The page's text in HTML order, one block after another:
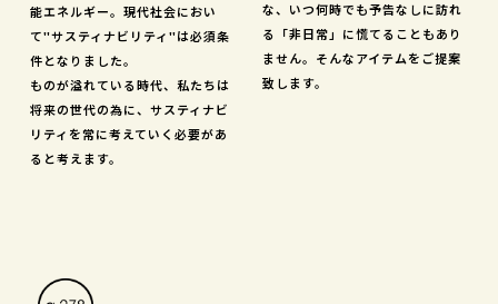
能エネルギー。現代社会におい
て"サスティナビリティ"は必須条
件となりました。
ものが溢れている時代、私たちは
将来の世代の為に、サスティナビ
リティを常に考えていく必要があ
ると考えます。
な、いつ何時でも予告なしに訪れ
る「非日常」に慌てることもあり
ません。そんなアイテムをご提案
致します。